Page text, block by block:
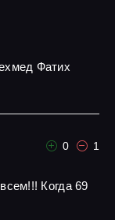
Фатих
0 1
Когда 69